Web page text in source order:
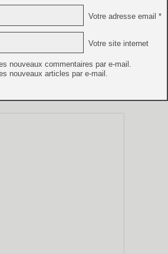
Votre adresse email *
Votre site internet
nouveaux commentaires par e-mail.
nouveaux articles par e-mail.